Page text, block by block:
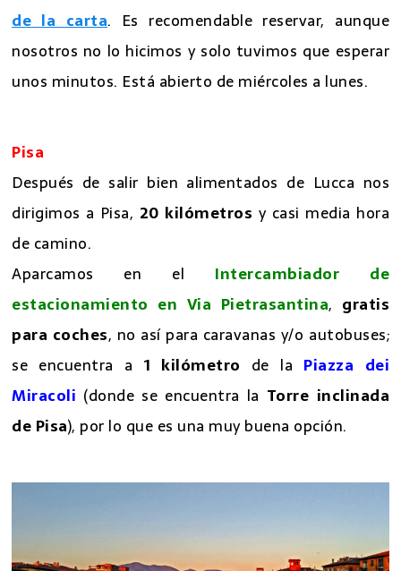
recomendar, os dejamos el enlace con los precios
de la carta . Es recomendable reservar, aunque
nosotros no lo hicimos y solo tuvimos que esperar
Pisa
Después de salir bien alimentados de Lucca nos
dirigimos a Pisa,
de camino.
Aparcamos en el Intercambiador de
estacionamiento en Via Pietrasantina,gratis
para coches, no así para caravanas y/o autobuses;
se encuentra a1 kilómetrode laPiazza dei
Miracoli (donde se encuentra laTorre inclinada